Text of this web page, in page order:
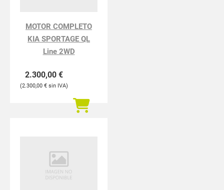
MOTOR COMPLETO
KIA SPORTAGE QL
Line 2WD
2.300,00 €
2.300,00 €